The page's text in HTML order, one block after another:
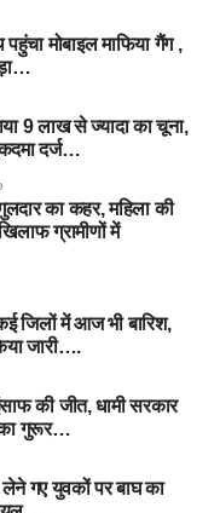
मोबाइल माफिया गैंग ,
9 लाख से ज्यादा का चूना,
दर्ज…
का कहर, महिला की
ग्रामीणों में
जिलों में आज भी बारिश,
जारी….
की जीत, धामी सरकार
का गुरूर…
गए युवकों पर बाघ का